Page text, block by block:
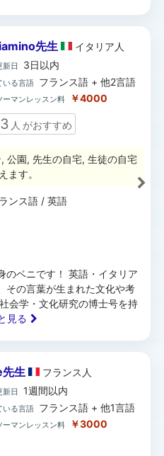
先生 イタリア 人
新日 3日以内
いる言語 フランス語 + 他2言語
ーマンレッスン料 ￥4000
3 人 がおすすめ
公園, 先生の自宅, 生徒の自宅
ます。
ンス語 / 英語
のベニです！ 英語・イタリア
その言葉が生まれた文化や考
会学・文化研究の博士号を持
見る
生 フランス 人
新日 1週間以内
いる言語 フランス語 + 他1言語
ーマンレッスン料 ￥3000